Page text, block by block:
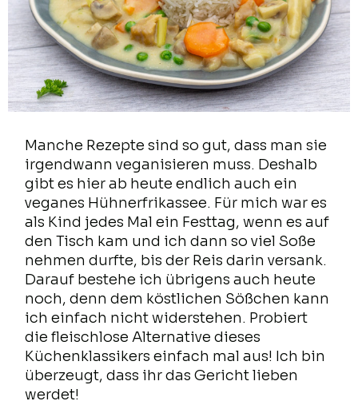
Manche Rezepte sind so gut, dass man sie
irgendwann veganisieren muss. Deshalb
gibt es hier ab heute endlich auch ein
veganes Hühnerfrikassee. Für mich war es
als Kind jedes Mal ein Festtag, wenn es auf
den Tisch kam und ich dann so viel Soße
nehmen durfte, bis der Reis darin versank.
Darauf bestehe ich übrigens auch heute
noch, denn dem köstlichen Sößchen kann
ich einfach nicht widerstehen. Probiert
die fleischlose Alternative dieses
Küchenklassikers einfach mal aus! Ich bin
überzeugt, dass ihr das Gericht lieben
werdet!